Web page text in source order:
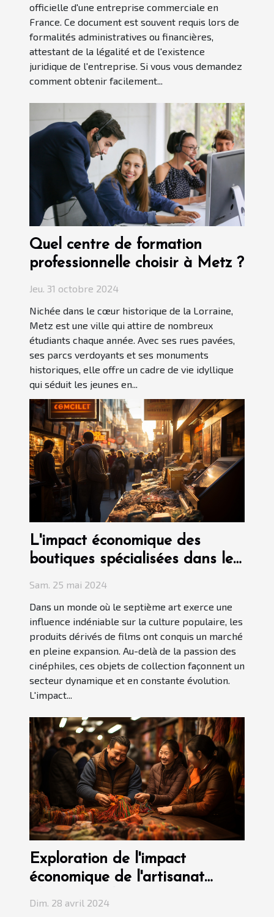
officielle d'une entreprise commerciale en
France. Ce document est souvent requis lors de
formalités administratives ou financières,
attestant de la légalité et de l'existence
juridique de l'entreprise. Si vous vous demandez
comment obtenir facilement...
Quel centre de formation
professionnelle choisir à Metz ?
Jeu. 31 octobre 2024
Nichée dans le cœur historique de la Lorraine,
Metz est une ville qui attire de nombreux
étudiants chaque année. Avec ses rues pavées,
ses parcs verdoyants et ses monuments
historiques, elle offre un cadre de vie idyllique
qui séduit les jeunes en...
L'impact économique des
boutiques spécialisées dans les
Sam. 25 mai 2024
Dans un monde où le septième art exerce une
influence indéniable sur la culture populaire, les
produits dérivés de films ont conquis un marché
en pleine expansion. Au-delà de la passion des
cinéphiles, ces objets de collection façonnent un
secteur dynamique et en constante évolution.
L'impact...
Exploration de l'impact
économique de l'artisanat
tibétain sur les communautés
Dim. 28 avril 2024